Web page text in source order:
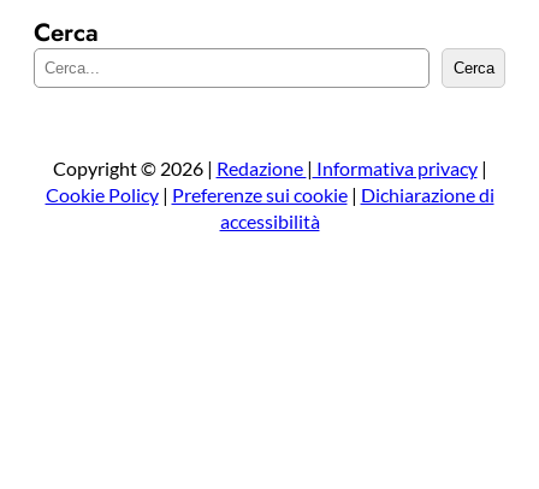
Cerca
e
a
Cerca
Copyright © 2026 | Redazione | Informativa privacy|
Cookie Policy| Preferenze sui cookie| Dichiarazione di
accessibilità